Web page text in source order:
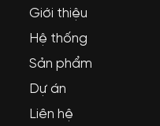
Giới thiệu
Hệ thống
Sản phẩm
Dự án
Liên hệ